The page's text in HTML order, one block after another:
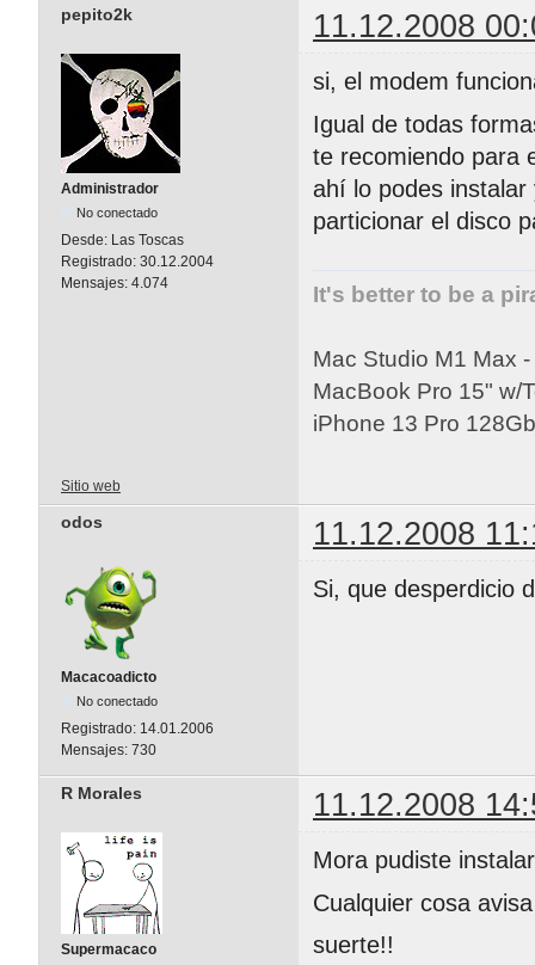
pepito2k 11.12.2008
Administrador
No conectado
Desde: Las Toscas
Registrado: 30.12.2004
Mensajes: 4.074
si, el modem
Igual de todas
te recomiendo para
ahí lo podes
particionar el disco
It's better to be a
Mac Studio M1 Max
MacBook Pro 15" w/
iPhone 13 Pro
Sitio web
odos 11.12.2008
Macacoadicto
No conectado
Registrado: 14.01.2006
Mensajes: 730
Si, que desperdicio
R Morales 11.12.2008
Supermacaco
Mora pudiste
Cualquier cosa
suerte!!